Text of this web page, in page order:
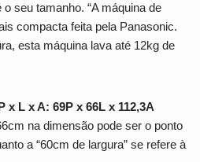
seu tamanho. “A máquina de
compacta feita pela Panasonic.
esta máquina lava até 12kg de
x L x A: 69P x 66L x 112,3A
na dimensão pode ser o ponto
a “60cm de largura” se refere à